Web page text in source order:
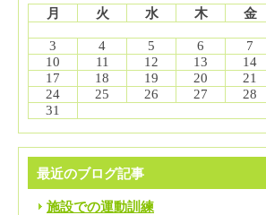
月
火 水 木 金
3
4 5 6 7
10
11 12 13 14
17
18 19 20 21
24
25 26 27 28
31
最近のブログ記事
施設での運動訓練